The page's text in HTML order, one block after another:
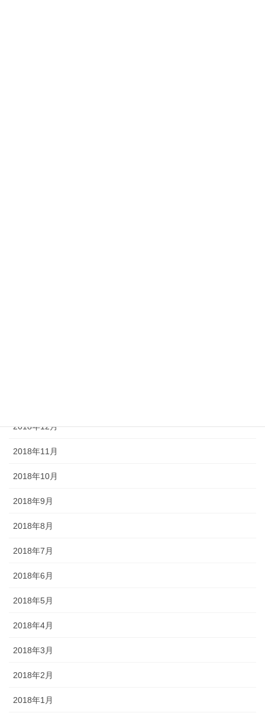
2018年12月
2018年11月
2018年10月
2018年9月
2018年8月
2018年7月
2018年6月
2018年5月
2018年4月
2018年3月
2018年2月
2018年1月